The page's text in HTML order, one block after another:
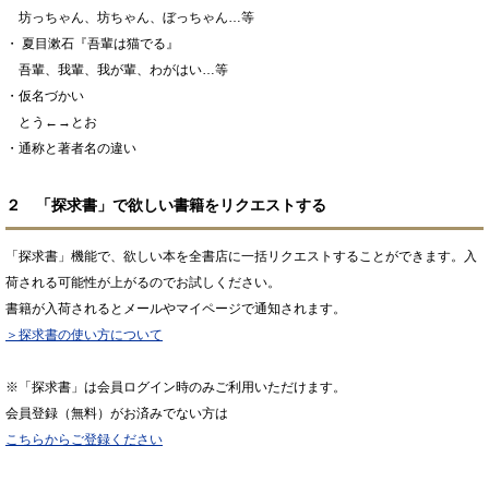
坊っちゃん、坊ちゃん、ぼっちゃん…等
・ 夏目漱石『吾輩は猫でる』
吾輩、我輩、我が輩、わがはい…等
・仮名づかい
とう←→とお
・通称と著者名の違い
２ 「探求書」で欲しい書籍をリクエストする
「探求書」機能で、欲しい本を全書店に一括リクエストすることができます。入
荷される可能性が上がるのでお試しください。
書籍が入荷されるとメールやマイページで通知されます。
＞探求書の使い方について
※「探求書」は会員ログイン時のみご利用いただけます。
会員登録（無料）がお済みでない方は
こちらからご登録ください